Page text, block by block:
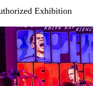
Exhibition